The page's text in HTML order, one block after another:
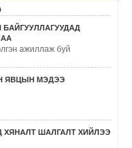
ажиллаж буй
ЯВЦЫН МЭДЭЭ
ХЯНАЛТ ШАЛГАЛТ ХИЙЛЭЭ